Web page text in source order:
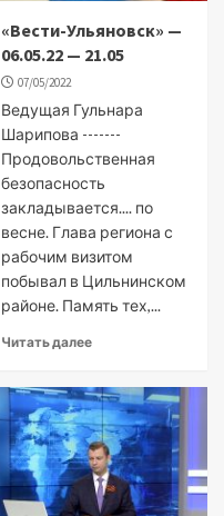
«Вести-Ульяновск» —
06.05.22 — 21.05
07/05/2022
Ведущая Гульнара
Шарипова -------
Продовольственная
безопасность
закладывается.... по
весне. Глава региона с
рабочим визитом
побывал в Цильнинском
районе. Память тех,...
Читать далее